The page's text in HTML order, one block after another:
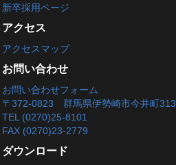
新卒採用ページ
アクセス
アクセスマップ
お問い合わせ
お問い合わせフォーム
〒372-0823 群馬県伊勢崎市今井町313
TEL (0270)25-8101
FAX (0270)23-2779
ダウンロード